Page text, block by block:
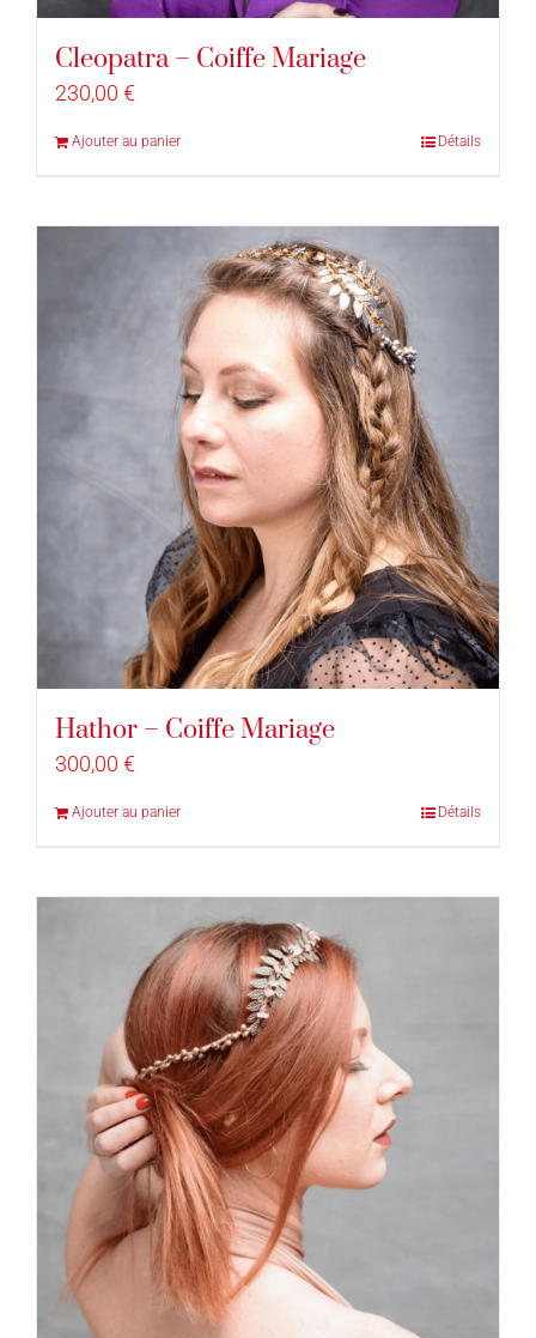
Cleopatra – Coiffe Mariage
230,00 €
Ajouter au panier Détails
Hathor – Coiffe Mariage
300,00 €
Ajouter au panier Détails